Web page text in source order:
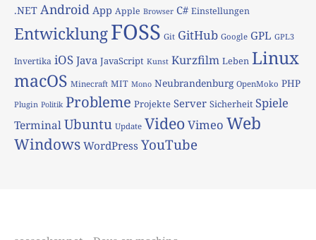
.NET Android App Apple Browser C# Einstellungen
EntwicklungFOSS Git GitHub Google GPL GPL3
Invertika iOS Java JavaScript Kunst Kurzfilm Leben Linux
macOS Minecraft MIT Mono Neubrandenburg OpenMoko PHP
Plugin Politik Probleme Projekte Server Sicherheit Spiele
TerminalUbuntu Update VideoVimeo Web
Windows WordPress YouTube